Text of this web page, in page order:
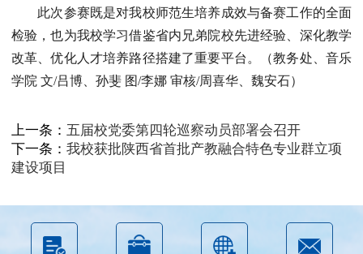
此次参赛既是对我校师范生培养成效与备赛工作的全面
检验，也为我校学习借鉴省内兄弟院校先进经验、深化教学
改革、优化人才培养路径搭建了重要平台。（教务处、音乐
学院 文/吕博、孙斐 图/李娜 审核/周喜华、魏安石）
上一条： 五届校党委第四轮巡察动员部署会召开
下一条： 我校获批陕西省首批产教融合特色专业群立项
建设项目